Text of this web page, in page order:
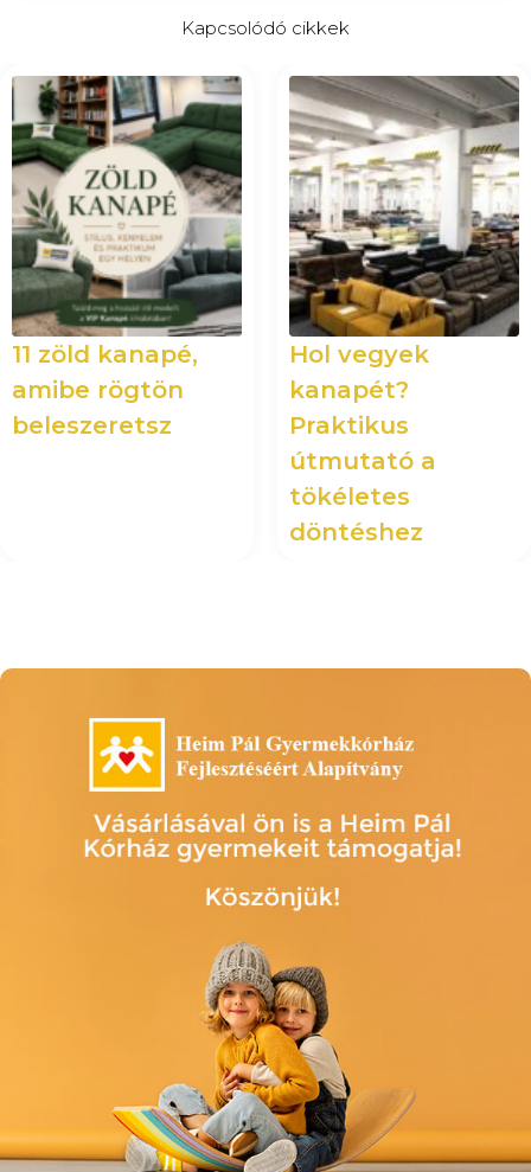
Kapcsolódó cikkek
11 zöld kanapé,
amibe rögtön
beleszeretsz
Hol vegyek
kanapét?
Praktikus
útmutató a
tökéletes
döntéshez